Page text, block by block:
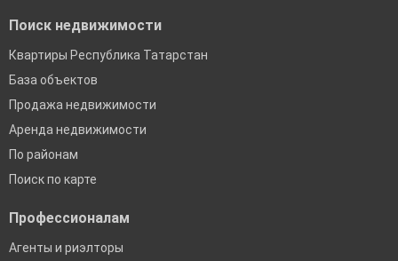
Поиск недвижимости
Квартиры Республика Татарстан
База объектов
Продажа недвижимости
Аренда недвижимости
По районам
Поиск по карте
Профессионалам
Агенты и риэлторы